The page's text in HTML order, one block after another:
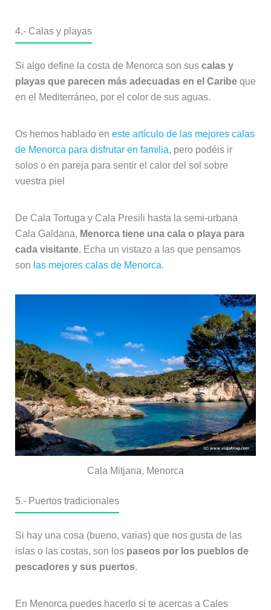
4.- Calas y playas
Si algo define la costa de Menorca son sus calas y
playas que parecen más adecuadas en el Caribeque
en el Mediterráneo, por el color de sus aguas.
Os hemos hablado en este artículo de las mejores calas
de Menorca para disfrutar en familia, pero podéis ir
solos o en pareja para sentir el calor del sol sobre
vuestra piel
De Cala Tortuga y Cala Presili hasta la semi-urbana
Cala Galdana, Menorca tiene una cala o playa para
cada visitante. Echa un vistazo a las que pensamos
son las mejores calas de Menorca.
Cala Mitjana, Menorca
5.- Puertos tradicionales
Si hay una cosa (bueno, varias) que nos gusta de las
islas o las costas, son los paseos por los pueblos de
pescadores y sus puertos.
En Menorca puedes hacerlo si te acercas a Cales